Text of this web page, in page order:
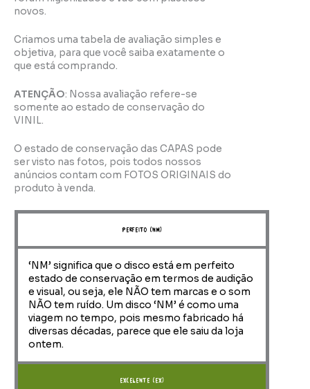
novos.
Criamos uma tabela de avaliação simples e
objetiva, para que você saiba exatamente o
que está comprando.
ATENÇÃO: Nossa avaliação refere-se
somente ao estado de conservação do
VINIL.
O estado de conservação das CAPAS pode
ser visto nas fotos, pois todos nossos
anúncios contam com FOTOS ORIGINAIS do
produto à venda.
perfeito (NM)
‘NM’ significa que o disco está em perfeito
estado de conservação em termos de audição
e visual, ou seja, ele NÃO tem marcas e o som
NÃO tem ruído. Um disco ‘NM’ é como uma
viagem no tempo, pois mesmo fabricado há
diversas décadas, parece que ele saiu da loja
ontem.
Excelente (EX)